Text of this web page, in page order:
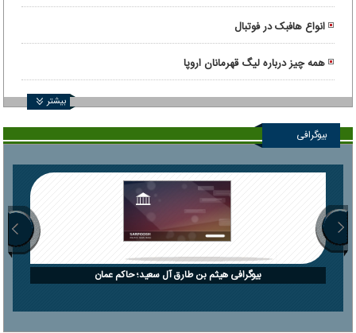
انواع هافبک در فوتبال
همه چیز درباره لیگ قهرمانان اروپا
بیشتر
بیوگرافی
بیوگرافی هیثم بن طارق آل سعید؛ حاکم عمان